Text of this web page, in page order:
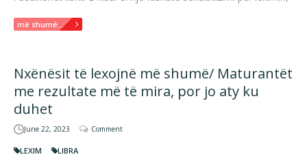
më shumë...
Nxënësit të lexojnë më shumë/ Maturantët
me rezultate më të mira, por jo aty ku
duhet
June 22, 2023 Comment
LEXIM LIBRA